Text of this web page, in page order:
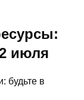
июля
будьте в